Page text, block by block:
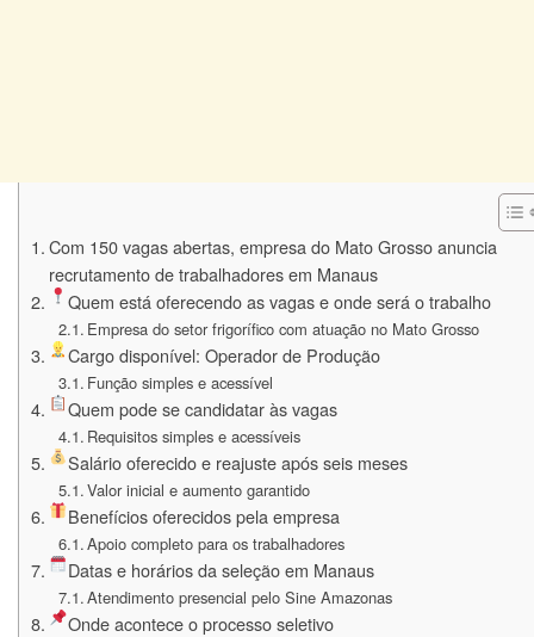
Com 150 vagas abertas, empresa do Mato Grosso anuncia
recrutamento de trabalhadores em Manaus
Quem está oferecendo as vagas e onde será o trabalho
Empresa do setor frigorífico com atuação no Mato Grosso
Cargo disponível: Operador de Produção
Função simples e acessível
Quem pode se candidatar às vagas
Requisitos simples e acessíveis
Salário oferecido e reajuste após seis meses
Valor inicial e aumento garantido
Benefícios oferecidos pela empresa
Apoio completo para os trabalhadores
Datas e horários da seleção em Manaus
Atendimento presencial pelo Sine Amazonas
Onde acontece o processo seletivo